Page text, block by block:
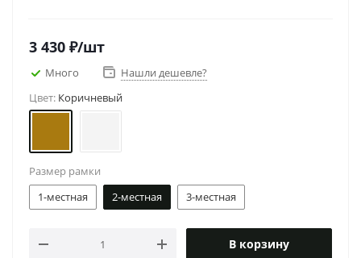
3 430 ₽/шт
Много
Нашли дешевле?
Цвет: Коричневый
Размер рамки
1-местная
2-местная 3-местная
В корзину